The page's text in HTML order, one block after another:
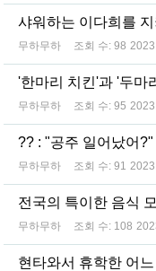
샤워하는 이다희를
무하무하 조회 수: 98
'한마리 치킨'과 '두마
무하무하 조회 수: 95
?? : "공주 일어났어?"
무하무하 조회 수: 91
전국의 특이한 음식
무하무하 조회 수: 108
현타와서 휴학한 어